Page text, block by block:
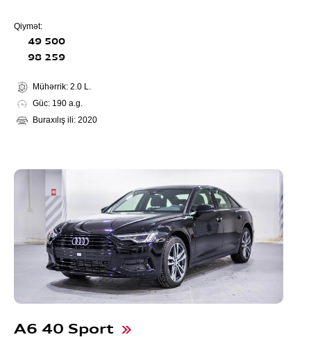
Qiymət:
49 500
98 259
Mühərrik: 2.0 L.
Güc: 190 a.g.
Buraxılış ili: 2020
A6 40 Sport